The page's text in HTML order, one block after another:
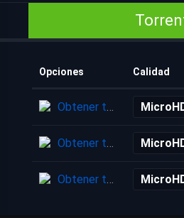
Opciones Calidad
Obtener torrent
Obtener torrent
Obtener torrent